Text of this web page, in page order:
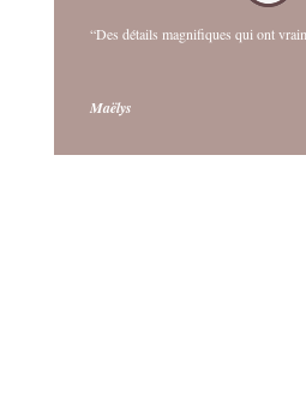
“Des détails magnifiques qui ont
Maëlys